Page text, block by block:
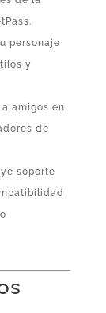
personaje
y
amigos en
de
soporte